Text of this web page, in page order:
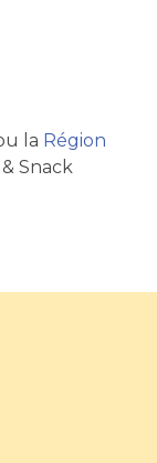
la Région
Snack